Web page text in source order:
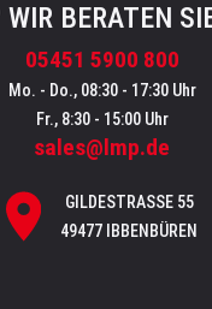
WIR BERATEN
05451 5900 800
Mo. - Do., 08:30 - 17:30 Uhr
Fr., 8:30 - 15:00 Uhr
sales@lmp.de
GILDESTRASSE 55
49477 IBBENBÜREN